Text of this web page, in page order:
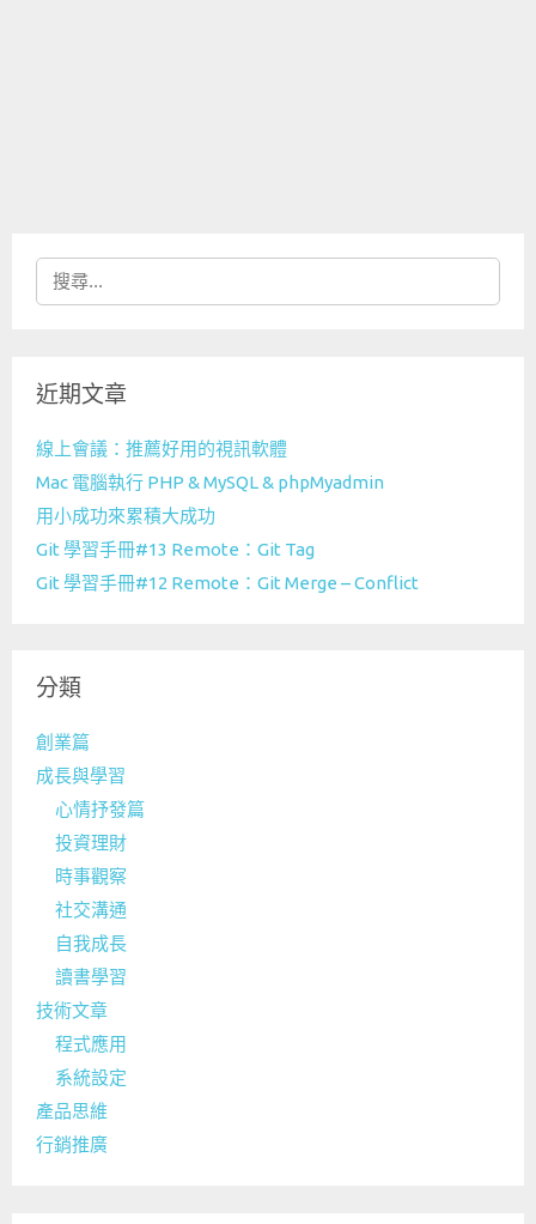
搜
尋
字:
近期文章
線上會議：推薦好用的視訊軟體
Mac 電腦執行 PHP & MySQL & phpMyadmin
用小成功來累積大成功
Git 學習手冊#13 Remote：Git Tag
Git 學習手冊#12 Remote：Git Merge – Conflict
分類
創業篇
成長與學習
心情抒發篇
投資理財
時事觀察
社交溝通
自我成長
讀書學習
技術文章
程式應用
系統設定
產品思維
行銷推廣